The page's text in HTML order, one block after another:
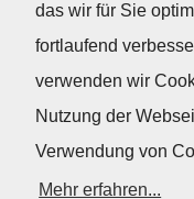
das wir für Sie
fortlaufend
verwenden wir
Nutzung der
Verwendung von
Mehr erfahren...